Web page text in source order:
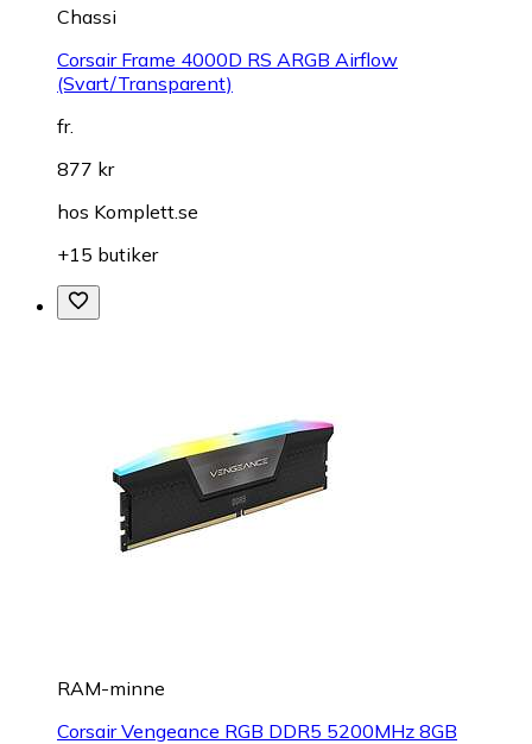
Chassi
Corsair Frame 4000D RS ARGB Airflow
(Svart/Transparent)
fr.
877 kr
hos Komplett.se
+15 butiker
RAM-minne
Corsair Vengeance RGB DDR5 5200MHz 8GB